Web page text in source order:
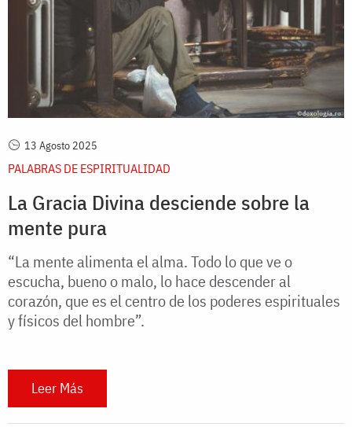
13 Agosto 2025
PALABRAS DE ESPIRITUALIDAD
La Gracia Divina desciende sobre la
mente pura
“La mente alimenta el alma. Todo lo que ve o
escucha, bueno o malo, lo hace descender al
corazón, que es el centro de los poderes espirituales
y físicos del hombre”.
Leer Más